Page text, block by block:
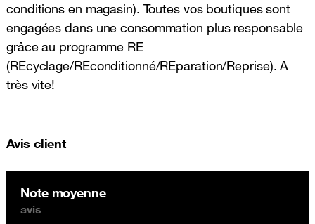
conditions en magasin). Toutes vos boutiques sont
engagées dans une consommation plus responsable
grâce au programme RE
(REcyclage/REconditionné/REparation/Reprise). A
très vite!
Avis client
Note moyenne
avis